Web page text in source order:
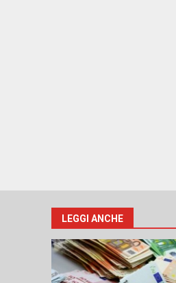
LEGGI ANCHE